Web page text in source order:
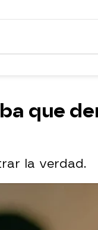
que
la verdad.